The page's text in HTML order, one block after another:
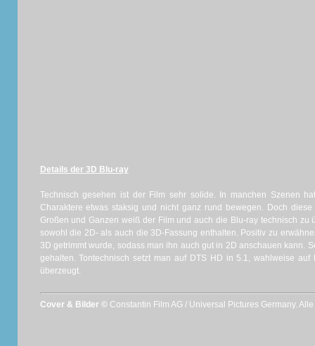
Details der 3D Blu-ray
Technisch gesehen ist der Film sehr solide. In manchen Szenen
Charaktere etwas staksig und nicht ganz rund bewegen. Doch
Großen und Ganzen weiß der Film und auch die Blu-ray technisch zu
sowohl die 2D- als auch die 3D-Fassung enthalten. Positiv zu
3D getrimmt wurde, sodass man ihn auch gut in 2D anschauen kann.
gehalten. Tontechnisch setzt man auf DTS HD in 5.1, wahlweise
überzeugt.
Cover & Bilder © Constantin Film AG / Universal Pictures Germany.